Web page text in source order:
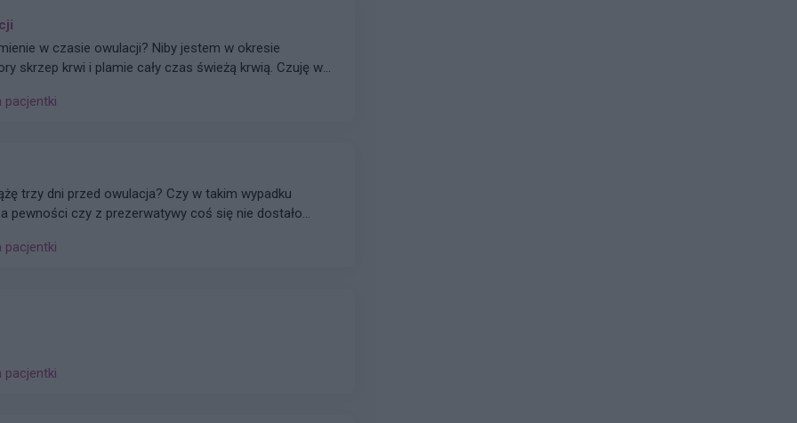
w czasie owulacji? Niby jestem w okresie
skrzep krwi i plamie cały czas świeżą krwią. Czuję w
jechacnia do lekarza. 25.05 miałam wizytę u
pacjentki
trzy dni przed owulacja? Czy w takim wypadku
pewności czy z prezerwatywy coś się nie dostało
pacjentki
pacjentki